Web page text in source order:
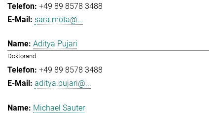
+49 89 8578 3488
sara.mota@...
Aditya Pujari
Doktorand
+49 89 8578 3488
aditya.pujari@...
Michael Sauter